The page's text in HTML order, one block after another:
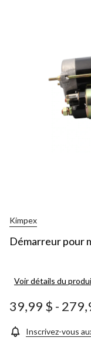
Kimpex
Démarreur pour
Voir détails du
39,99 $ -
Inscrivez-vous